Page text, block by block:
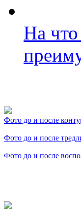
На
Фото до и после
Фото до и после
Фото до и после